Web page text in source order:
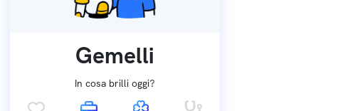
Gemelli
In cosa brilli oggi?